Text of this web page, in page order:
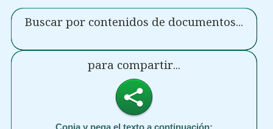
Buscar por contenidos de documentos...
para compartir...